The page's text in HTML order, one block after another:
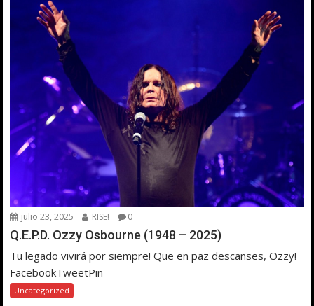
julio 23, 2025 RISE! 0
Q.E.P.D. Ozzy Osbourne (1948 – 2025)
Tu legado vivirá por siempre! Que en paz descanses, Ozzy!
FacebookTweetPin
Uncategorized